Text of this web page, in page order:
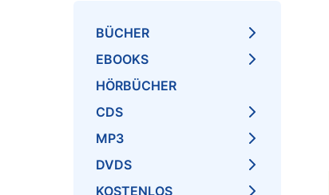
BÜCHER
EBOOKS
HÖRBÜCHER
CDS
MP3
DVDS
KOSTENLOS